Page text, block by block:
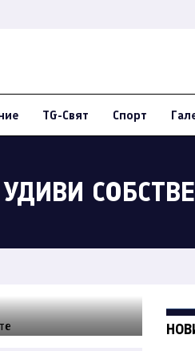
TG-Свят Спорт